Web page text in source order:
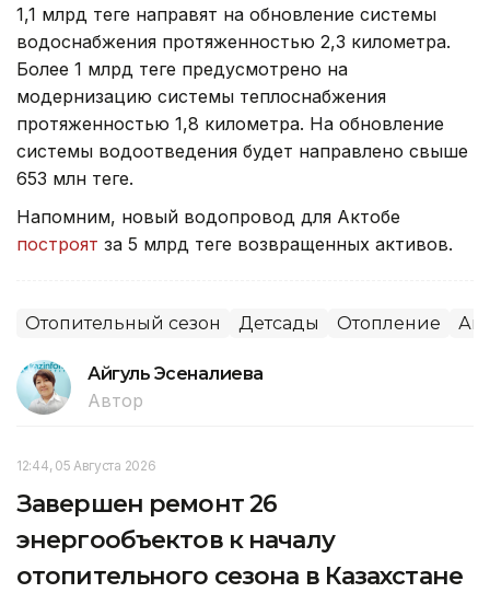
1,1 млрд теңге направят на обновление системы
водоснабжения протяженностью 2,3 километра.
Более 1 млрд теңге предусмотрено на
модернизацию системы теплоснабжения
протяженностью 1,8 километра. На обновление
системы водоотведения будет направлено свыше
653 млн теңге.
Напомним, новый водопровод для Актобе
построят за 5 млрд теңге возвращенных активов.
Отопительный сезон Детсады Отопление
Айгуль Эсеналиева
Автор
12:44, 05 Августа 2026
Завершен ремонт 26
энергообъектов к началу
отопительного сезона в Казахстане